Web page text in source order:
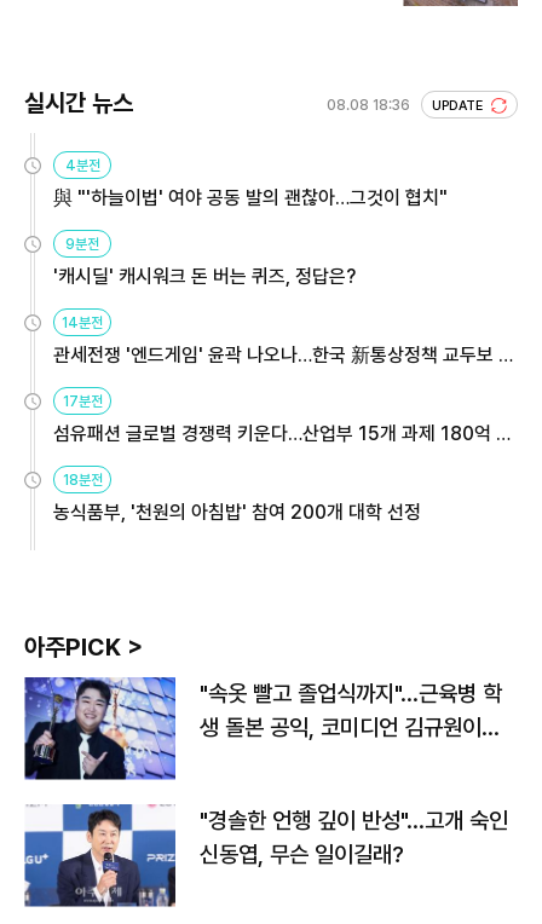
실시간 뉴스 08.08 18:36 UPDATE
4분전
與 "'하늘이법' 여야 공동 발의 괜찮아…그것이 협치"
9분전
'캐시딜' 캐시워크 돈 버는 퀴즈, 정답은?
14분전
관세전쟁 '엔드게임' 윤곽 나오나…한국 新통상정책 교두보 활
17분전
섬유패션 글로벌 경쟁력 키운다…산업부 15개 과제 180억 지
18분전
농식품부, '천원의 아침밥' 참여 200개 대학 선정
아주PICK >
"속옷 빨고 졸업식까지"…근육병 학
생 돌본 공익, 코미디언 김규원이었
"경솔한 언행 깊이 반성"…고개 숙인
신동엽, 무슨 일이길래?